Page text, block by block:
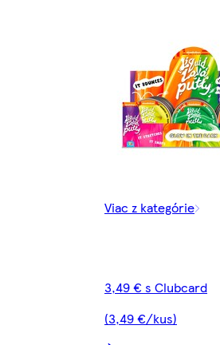
Viac z kategórie
3,49 € s Clubcard
(3,49 €/kus)